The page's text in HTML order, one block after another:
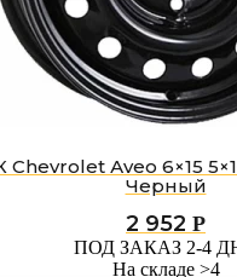
Chevrolet Аvео 6×15
Черный
2 952 Р
ПОД ЗАКАЗ 2-4
На складе >4